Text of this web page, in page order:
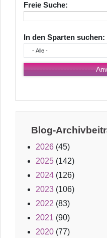
Freie Suche:
In den Sparten suchen:
Blog-
2026 (45)
2025 (142)
2024 (126)
2023 (106)
2022 (83)
2021 (90)
2020 (77)